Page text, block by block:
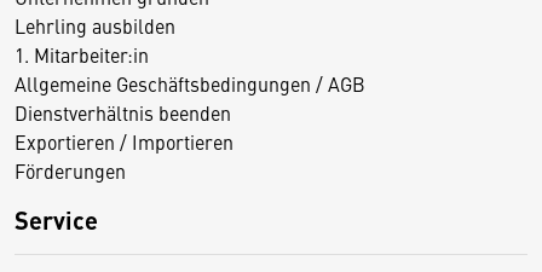
Lehrling ausbilden
1. Mitarbeiter:in
Allgemeine Geschäftsbedingungen / AGB
Dienstverhältnis beenden
Exportieren / Importieren
Förderungen
Service